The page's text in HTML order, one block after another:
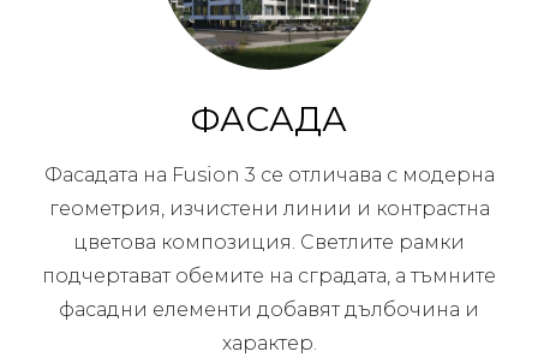
ФАСАДА
Фасадата на Fusion 3 се отличава с модерна
геометрия, изчистени линии и контрастна
цветова композиция. Светлите рамки
подчертават обемите на сградата, а тъмните
фасадни елементи добавят дълбочина и
характер.